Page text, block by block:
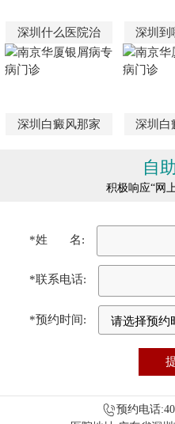
深圳什么医院治 深圳到
深圳白癜风那家 深圳白
自
积极响应“网
*姓 名:
*联系电话:
*预约时间:
预约电话